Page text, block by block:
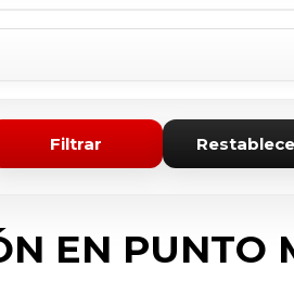
Filtrar
EN PUNTO